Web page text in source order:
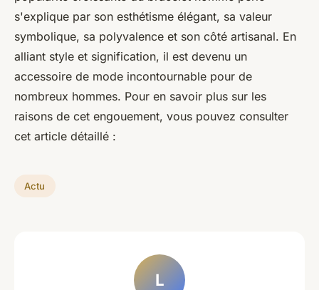
s'explique par son esthétisme élégant, sa valeur
symbolique, sa polyvalence et son côté artisanal. En
alliant style et signification, il est devenu un
accessoire de mode incontournable pour de
nombreux hommes. Pour en savoir plus sur les
raisons de cet engouement, vous pouvez consulter
cet article détaillé :
Actu
L